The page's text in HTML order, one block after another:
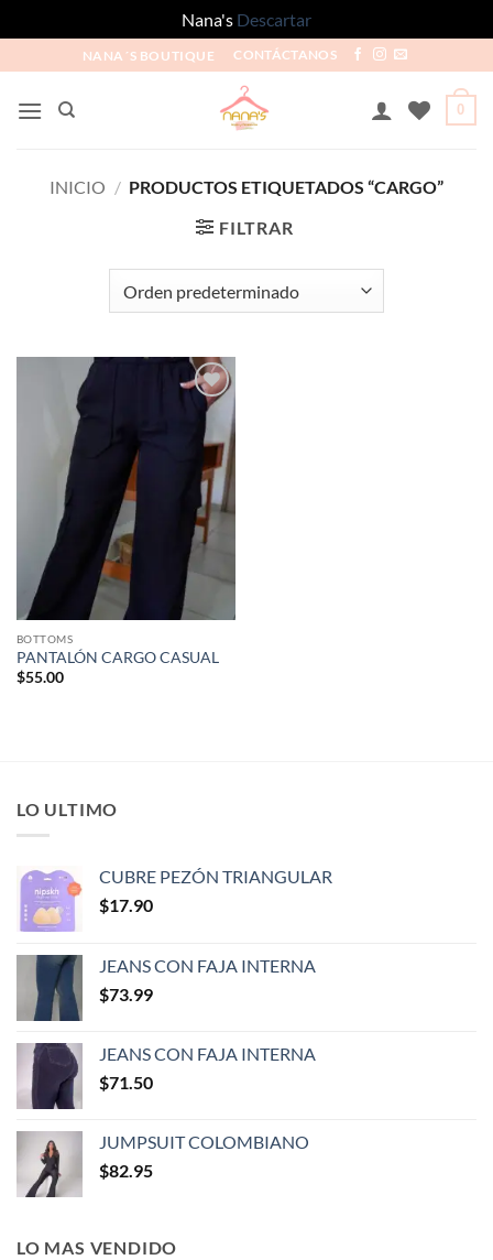
Nana's Descartar
NANA´S BOUTIQUE CONTÁCTANOS
0
INICIO / PRODUCTOS ETIQUETADOS “CARGO”
FILTRAR
Añadir
a la
lista de
deseos
BOTTOMS
PANTALÓN CARGO CASUAL
$55.00
LO ULTIMO
CUBRE PEZÓN TRIANGULAR
$17.90
JEANS CON FAJA INTERNA
$73.99
JEANS CON FAJA INTERNA
$71.50
JUMPSUIT COLOMBIANO
$82.95
LO MAS VENDIDO